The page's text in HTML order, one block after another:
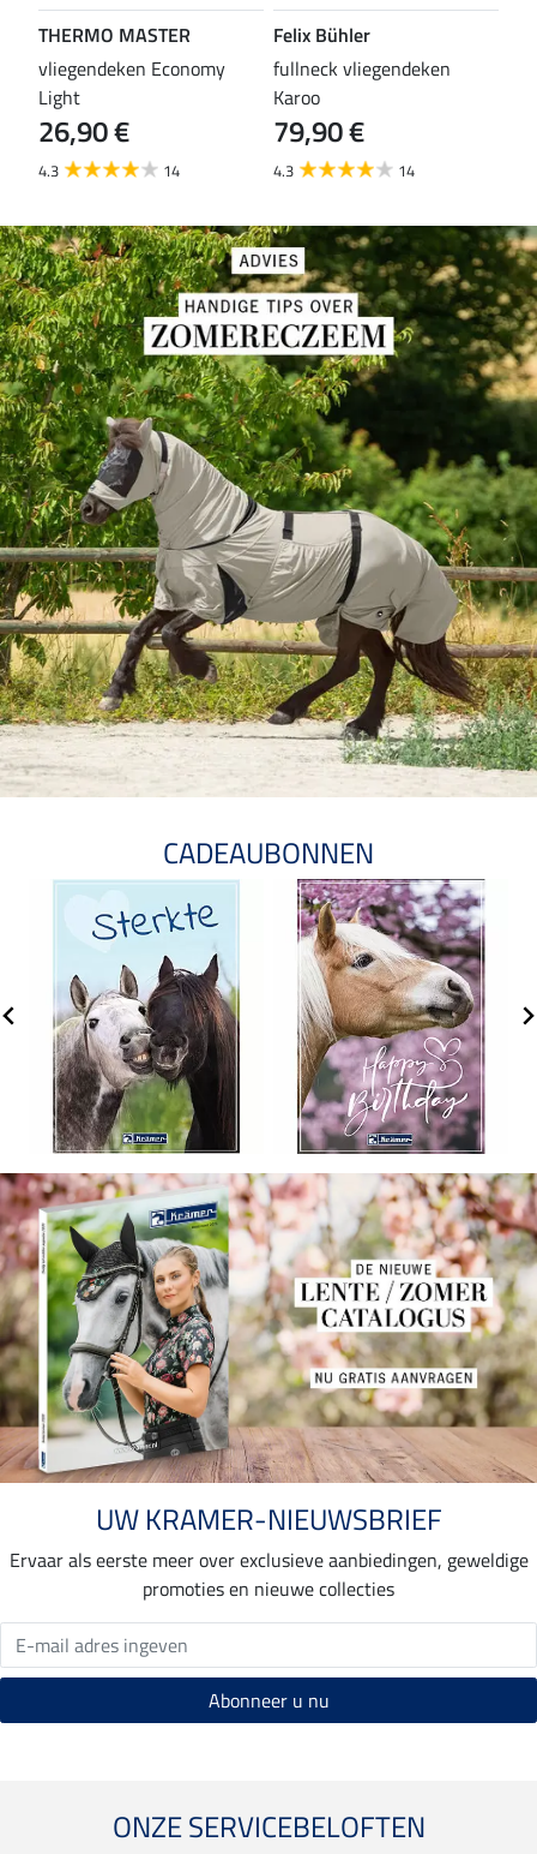
THERMO MASTER
vliegendeken Economy
Light
26,90 €
4.3 14
Felix Bühler
fullneck vliegendeken
Karoo
79,90 €
4.3 14
CADEAUBONNEN
UW KRAMER-NIEUWSBRIEF
Ervaar als eerste meer over exclusieve aanbiedingen, geweldige
promoties en nieuwe collecties
ONZE SERVICEBELOFTEN